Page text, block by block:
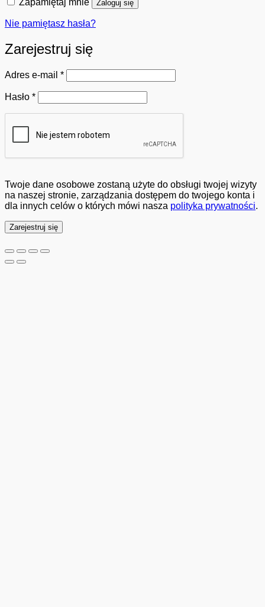
Zaloguj się
Nie pamiętasz hasła?
Zarejestruj się
Adres e-mail *Wymagane
Hasło *Wymagane
Twoje dane osobowe zostaną użyte do obsługi twojej wizyty
na naszej stronie, zarządzania dostępem do twojego konta i
dla innych celów o których mówi nasza polityka prywatności.
Zarejestruj się